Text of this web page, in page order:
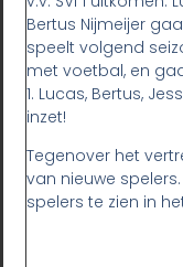
Bertus Nijmeijer
speelt volgend
met voetbal, en
1. Lucas, Bertus,
inzet!
Tegenover het
van nieuwe
spelers te zien in